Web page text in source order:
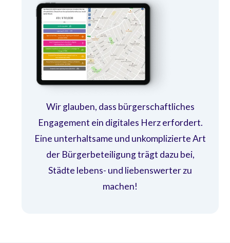
Wir glauben, dass bürgerschaftliches
Engagement ein digitales Herz erfordert.
Eine unterhaltsame und unkomplizierte Art
der Bürgerbeteiligung trägt dazu bei,
Städte lebens- und liebenswerter zu
machen!